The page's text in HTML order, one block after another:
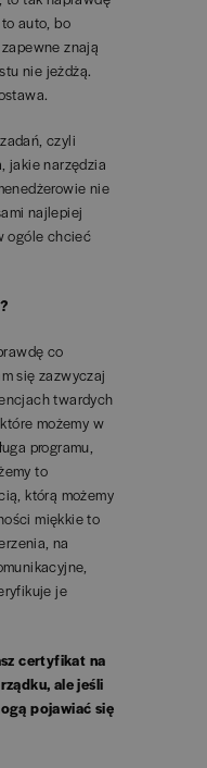
auto, bo
znają
nie jeżdżą.
czyli
jakie narzędzia
nie
najlepiej
ogóle chcieć
co
się zazwyczaj
twardych
możemy w
programu,
to
którą możemy
miękkie to
na
je
certyfikat na
ale jeśli
pojawiać się